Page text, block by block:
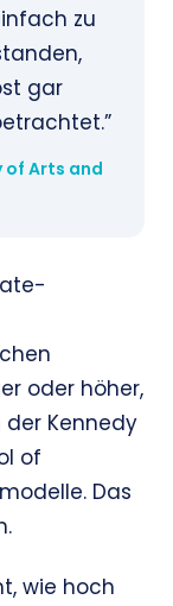
zu
gar
of Arts and
oder höher,
Kennedy
of
Das
wie hoch